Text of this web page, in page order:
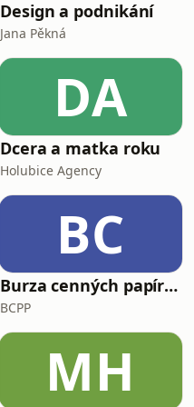
Design a podnikání
Jana Pěkná
DA
Dcera a matka roku
Holubice Agency
BC
Burza cenných papírů Praha
BCPP
MH